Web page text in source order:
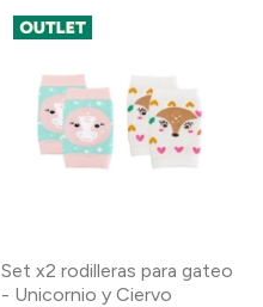
Set x2 rodilleras para gateo
- Unicornio y Ciervo